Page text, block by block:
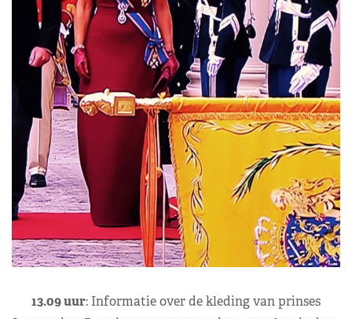
13.09 uur: Informatie over de kleding van prinses